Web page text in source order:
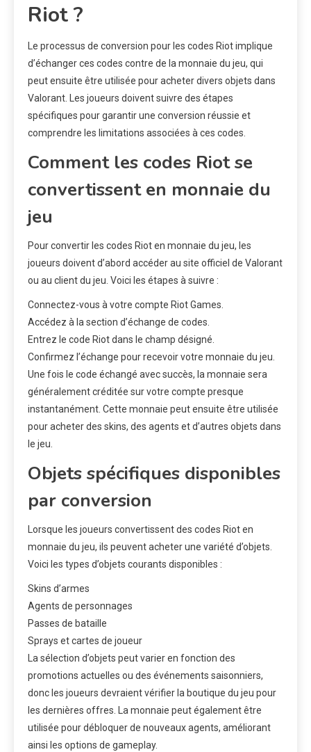
Riot ?
Le processus de conversion pour les codes Riot implique
d’échanger ces codes contre de la monnaie du jeu, qui
peut ensuite être utilisée pour acheter divers objets dans
Valorant. Les joueurs doivent suivre des étapes
spécifiques pour garantir une conversion réussie et
comprendre les limitations associées à ces codes.
Comment les codes Riot se
convertissent en monnaie du
jeu
Pour convertir les codes Riot en monnaie du jeu, les
joueurs doivent d’abord accéder au site officiel de Valorant
ou au client du jeu. Voici les étapes à suivre :
Connectez-vous à votre compte Riot Games.
Accédez à la section d’échange de codes.
Entrez le code Riot dans le champ désigné.
Confirmez l’échange pour recevoir votre monnaie du jeu.
Une fois le code échangé avec succès, la monnaie sera
généralement créditée sur votre compte presque
instantanément. Cette monnaie peut ensuite être utilisée
pour acheter des skins, des agents et d’autres objets dans
le jeu.
Objets spécifiques disponibles
par conversion
Lorsque les joueurs convertissent des codes Riot en
monnaie du jeu, ils peuvent acheter une variété d’objets.
Voici les types d’objets courants disponibles :
Skins d’armes
Agents de personnages
Passes de bataille
Sprays et cartes de joueur
La sélection d’objets peut varier en fonction des
promotions actuelles ou des événements saisonniers,
donc les joueurs devraient vérifier la boutique du jeu pour
les dernières offres. La monnaie peut également être
utilisée pour débloquer de nouveaux agents, améliorant
ainsi les options de gameplay.